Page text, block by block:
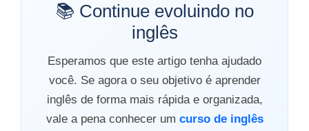
📚 Continue evoluindo no
inglês
Esperamos que este artigo tenha ajudado
você. Se agora o seu objetivo é aprender
inglês de forma mais rápida e organizada,
vale a pena conhecer um curso de inglês